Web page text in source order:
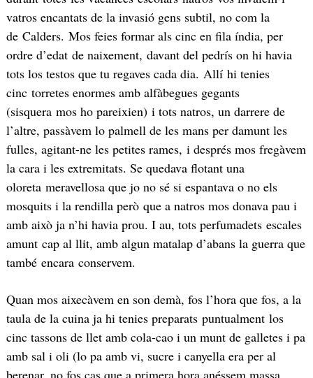
vatros encantats de la invasió gens subtil, no com la
de Calders. Mos feies formar als cinc en fila índia, per
ordre d’edat de naixement, davant del pedrís on hi havia
tots los testos que tu regaves cada dia. Allí hi tenies
cinc torretes enormes amb alfàbegues gegants
(sisquera mos ho pareixien) i tots natros, un darrere de
l’altre, passàvem lo palmell de les mans per damunt les
fulles, agitant-ne les petites rames, i després mos fregàvem
la cara i les extremitats. Se quedava flotant una
oloreta meravellosa que jo no sé si espantava o no els
mosquits i la rendilla però que a natros mos donava pau i
amb això ja n’hi havia prou. I au, tots perfumadets escales
amunt cap al llit, amb algun matalap d’abans la guerra que
també encara conservem.
Quan mos aixecàvem en son demà, fos l’hora que fos, a la
taula de la cuina ja hi tenies preparats puntualment los
cinc tassons de llet amb cola-cao i un munt de galletes i pa
amb sal i oli (lo pa amb vi, sucre i canyella era per al